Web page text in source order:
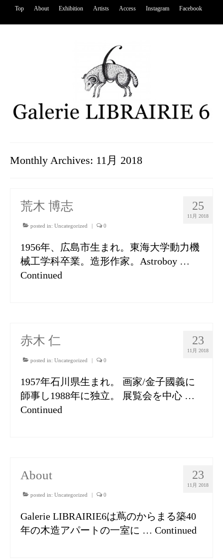
Top About Exhibition Artists Access Instagram Facebook
Monthly Archives: 11月 2018
25
11月 2018
荒木 博志
posted in: Uncategorized | 0
1956年、広島市生まれ。東海大学動力機
械工学科卒業。造形作家。Astroboy …
Continued
23
11月 2018
赤木 仁
posted in: Uncategorized | 0
1957年石川県生まれ。 画家/金子國義に
師事し1988年に独立。 展覧会を中心 …
Continued
23
11月 2018
About
posted in: Uncategorized | 0
Galerie LIBRAIRIE6は蔦のからまる築40
年の木造アパートの一室に … Continued